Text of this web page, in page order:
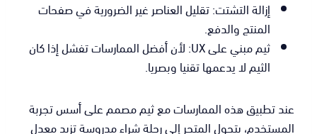
إزالة التشتت: تقليل العناصر غير الضرورية في صفحات
المنتج والدفع.
ثيم مبني على UX: لأن أفضل الممارسات تفشل إذا كان
الثيم لا يدعمها تقنيا وبصريا.
عند تطبيق هذه الممارسات مع ثيم مصمم على أسس تجربة
المستخدم، يتحول المتجر إلى رحلة شراء مدروسة تزيد معدل